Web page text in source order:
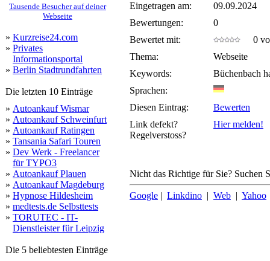
Tausende Besucher auf deiner
Webseite
» Kurzreise24.com
» Privates
Informationsportal
» Berlin Stadtrundfahrten
Die letzten 10 Einträge
» Autoankauf Wismar
» Autoankauf Schweinfurt
» Autoankauf Ratingen
» Tansania Safari Touren
» Dev Werk - Freelancer
für TYPO3
» Autoankauf Plauen
» Autoankauf Magdeburg
» Hypnose Hildesheim
» medtests.de Selbsttests
» TORUTEC - IT-
Dienstleister für Leipzig
Die 5 beliebtesten Einträge
Eingetragen am:
09.09.2024
Bewertungen:
0
Bewertet mit:
0
Thema:
Webseite
Keywords:
Büchenbach
Sprachen:
Diesen Eintrag:
Bewerten
Link defekt?
Regelverstoss?
Hier melden!
Nicht das Richtige für Sie? Suchen
Google | Linkdino | Web | Yahoo